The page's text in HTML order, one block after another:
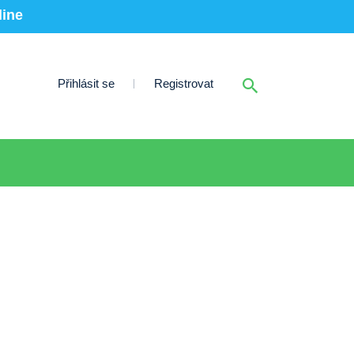
Přihlásit se Registrovat